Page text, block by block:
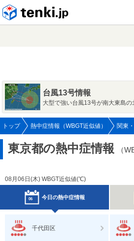
台風13号情報
大型で強い台風13号が南大東島
トップ 熱中症情報（WBGT近似値） 関東
東京都の熱中症情報 （
08月06日(木) WBGT近似値(℃)
06 今日の熱中症情報
千代田区